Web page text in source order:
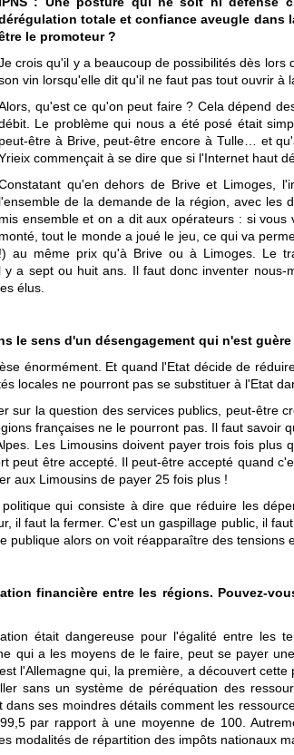
totale et confiance aveugle dans
le promoteur ?
crois qu'il y a beaucoup de possibilités dès
vin lorsqu'elle dit qu'il ne faut pas tout ouvrir à
qu'est ce qu'on peut faire ? Cela dépend
Le problème qui nous a été posé était
peut-être à Brive, peut-être encore à Tulle… et
commençait à se dire que si l'Internet haut
qu'en dehors de Brive et Limoges,
l'ensemble de la demande de la région, avec les
mis ensemble et on a dit aux opérateurs : si
monté, tout le monde a joué le jeu, ce qui va
!) au même prix qu'à Brive ou à Limoges. Le
a sept ou huit ans. Il faut donc inventer
élus.
le sens d'un désengagement qui n'est
énormément. Et quand l'Etat décide de
locales ne pourront pas se substituer à l'Etat
sur la question des services publics, peut-être
françaises ne le pourront pas. Il faut savoir
Les Limousins doivent payer trois fois
peut être accepté. Il peut-être accepté quand
aux Limousins de payer 25 fois plus !
qui consiste à dire que réduire les
il faut la fermer. C'est un gaspillage public, il
publique alors on voit réapparaître des tensions
financière entre les régions. Pouvez-
était dangereuse pour l'égalité entre les
qui a les moyens de le faire, peut se payer
l'Allemagne qui, la première, a découvert
sans un système de péréquation des
ses moindres détails comment les
par rapport à une moyenne de 100.
modalités de répartition des impôts nationaux